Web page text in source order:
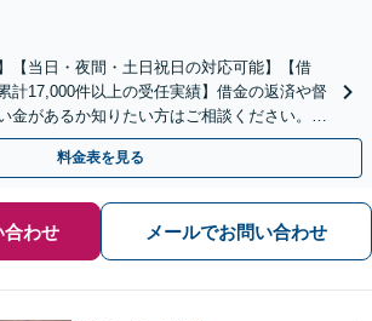
【当日・夜間・土日祝日の対応可能】【借
計17,000件以上の受任実績】借金の返済や督
金があるか知りたい方はご相談ください。ベ
します。
料金表を見る
合わせ メールでお問い合わせ